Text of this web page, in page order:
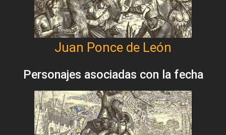
Juan Ponce de León
Personajes asociadas con la fecha